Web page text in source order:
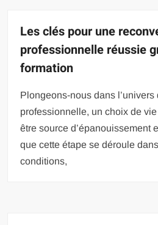
Les clés pour une
professionnelle réussie
formation
Plongeons-nous dans
professionnelle, un choix de
être source d’épanouissement
que cette étape se déroule
conditions,